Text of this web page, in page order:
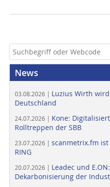
News
03.08.2026 | Luzius Wirth
Deutschland
24.07.2026 | Kone:
Rolltreppen der SBB
23.07.2026 | scanmetrix.fm ist
RING
20.07.2026 | Leadec und
Dekarbonisierung der